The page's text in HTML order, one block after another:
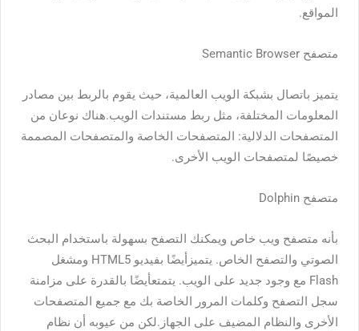
المواقع.
متصفح Semantic Browser
يتميز باتصال بشبكة الويب العالمية، حيث يقوم بالربط بين مصادر
المعلومات المختلفة، مثل ربط مستندات الويب.هناك نوعان من
المتصفحات الدلالية: المتصفحات الخاصة والمتصفحات المصممة
خصيصًا لمتصفحات الويب الأخرى.
متصفح Dolphin
بأنه متصفح ويب خاص ويمكنك التصفح بسهولة باستخدام البحث
الصوتي والتصفح الخاص. يتميزأيضًا بفيديو HTML5 ومشغل
Flash مع وجود جديد على الويب. يتمتعأيضًا بالقدرة على مزامنة
سجل التصفح وكلمات المرور الخاصة بك مع جميع المتصفحات
الأخرى والنظام المضيف على الجهاز.لكن من عيوبه أن نظام